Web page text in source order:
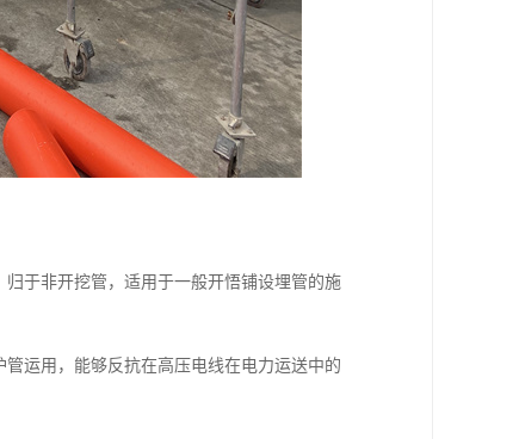
于非开挖管，适用于一般开悟铺设埋管的施
运用，能够反抗在高压电线在电力运送中的